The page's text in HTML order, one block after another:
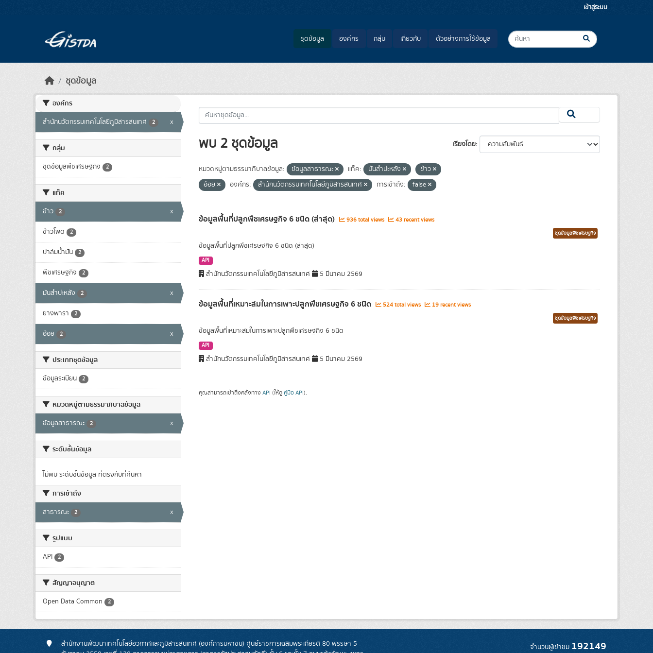
เข้าสู่ระบบ
ชุดข้อมูล องค์กร กลุ่ม เกี่ยวกับ ตัวอย่างการใช้ข้อมูล
ชุดข้อมูล
องค์กร
สำนักนวัตกรรมเทคโนโลยีภูมิสารสนเทศ 2 x
กลุ่ม
ชุดข้อมูลพืชเศรษฐกิจ 2
แท็ค
ข้าว 2 x
ข้าวโพด 2
ปาล์มน้ำมัน 2
พืชเศรษฐกิจ 2
มันสำปะหลัง 2 x
ยางพารา 2
อ้อย 2 x
ประเภทชุดข้อมูล
ข้อมูลระเบียน 2
หมวดหมู่ตามธรรมาภิบาลข้อมูล
ข้อมูลสาธารณะ 2 x
ระดับชั้นข้อมูล
ไม่พบ ระดับชั้นข้อมูล ที่ตรงกับที่ค้นหา
การเข้าถึง
สาธารณะ 2 x
รูปแบบ
API 2
สัญญาอนุญาต
Open Data Common 2
เรียงโดย
พบ 2 ชุดข้อมูล
หมวดหมู่ตามธรรมาภิบาลข้อมูล: ข้อมูลสาธารณะ แท็ค: มันสำปะหลัง
ข้าว
อ้อย
องค์กร: สำนักนวัตกรรมเทคโนโลยีภูมิสารสนเทศ การเข้าถึง: false
ข้อมูลพื้นที่ปลูกพืชเศรษฐกิจ 6 ชนิด (ล่าสุด) 936 total views 43 recent views
ชุดข้อมูลพืชเศรษฐกิจ
ข้อมูลพื้นที่ปลูกพืชเศรษฐกิจ 6 ชนิด (ล่าสุด)
API
สำนักนวัตกรรมเทคโนโลยีภูมิสารสนเทศ 5 มีนาคม 2569
ข้อมูลพื้นที่เหมาะสมในการเพาะปลูกพืชเศรษฐกิจ 6 ชนิด 524 total views 19 recent views
ชุดข้อมูลพืชเศรษฐกิจ
ข้อมูลพื้นที่เหมาะสมในการเพาะปลูกพืชเศรษฐกิจ 6 ชนิด
API
สำนักนวัตกรรมเทคโนโลยีภูมิสารสนเทศ 5 มีนาคม 2569
คุณสามารถเข้าถึงคลังทาง API (ให้ดู คู่มือ API).
สำนักงานพัฒนาเทคโนโลยีอวกาศและภูมิสารสนเทศ (องค์การมหาชน) ศูนย์ราชการเฉลิมพระเกียรติ 80 พรรษา 5
จำนวนผู้เข้าชม 192149